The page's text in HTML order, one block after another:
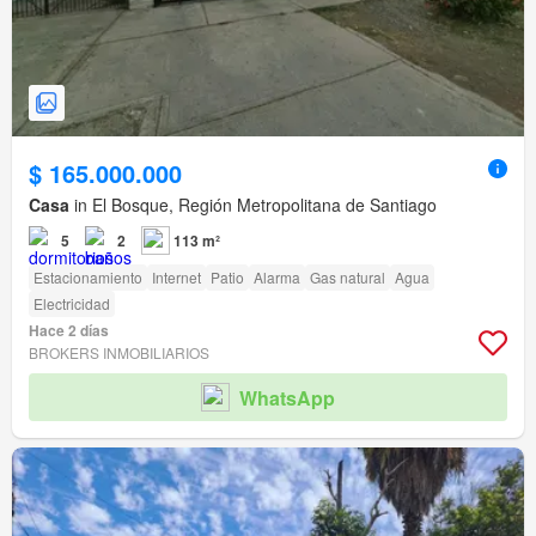
$ 165.000.000
Casa in El Bosque, Región Metropolitana de Santiago
5 2 113 m²
Estacionamiento Internet Patio Alarma Gas natural Agua
Electricidad
Hace 2 días
BROKERS INMOBILIARIOS
WhatsApp